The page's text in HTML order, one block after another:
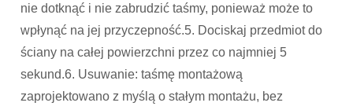
nie dotknąć i nie zabrudzić taśmy, ponieważ może to
wpłynąć na jej przyczepność.5. Dociskaj przedmiot do
ściany na całej powierzchni przez co najmniej 5
sekund.6. Usuwanie: taśmę montażową
zaprojektowano z myślą o stałym montażu, bez